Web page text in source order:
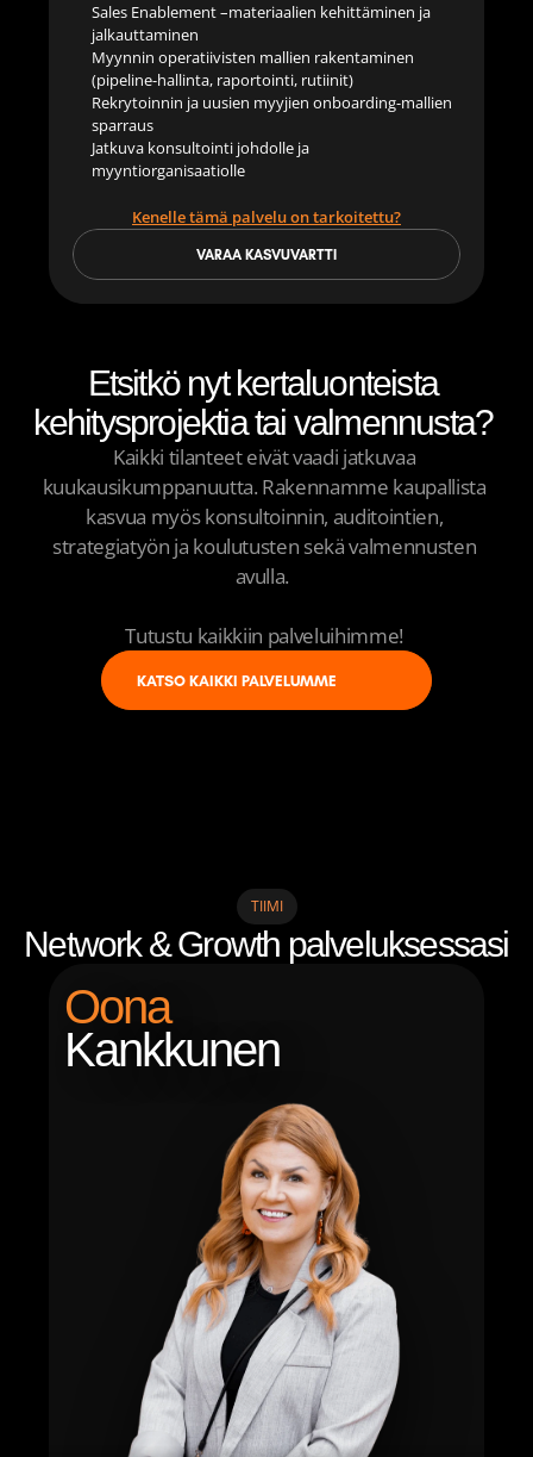
Sales Enablement –materiaalien kehittäminen ja
jalkauttaminen
Myynnin operatiivisten mallien rakentaminen
(pipeline-hallinta, raportointi, rutiinit)
Rekrytoinnin ja uusien myyjien onboarding-mallien
sparraus
Jatkuva konsultointi johdolle ja
myyntiorganisaatiolle
VARAA KASVUVARTTI
Kenelle tämä palvelu on tarkoitettu?
Etsitkö nyt kertaluonteista
kehitysprojektia tai valmennusta?
Kaikki tilanteet eivät vaadi jatkuvaa
kuukausikumppanuutta. Rakennamme kaupallista
kasvua myös konsultoinnin, auditointien,
strategiatyön ja koulutusten sekä valmennusten
avulla.
Tutustu kaikkiin palveluihimme!
KATSO KAIKKI PALVELUMME
TIIMI
Network & Growth palveluksessasi
Oona
Kankkunen